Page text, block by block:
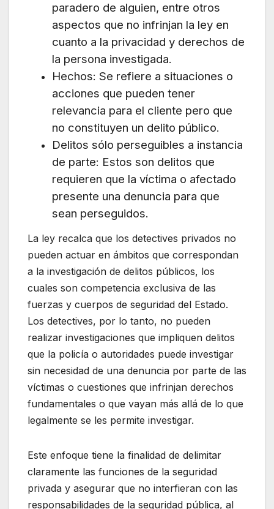
paradero de alguien, entre otros
aspectos que no infrinjan la ley en
cuanto a la privacidad y derechos de
la persona investigada.
Hechos: Se refiere a situaciones o
acciones que pueden tener
relevancia para el cliente pero que
no constituyen un delito público.
Delitos sólo perseguibles a instancia
de parte: Estos son delitos que
requieren que la víctima o afectado
presente una denuncia para que
sean perseguidos.
La ley recalca que los detectives privados no
pueden actuar en ámbitos que correspondan
a la investigación de delitos públicos, los
cuales son competencia exclusiva de las
fuerzas y cuerpos de seguridad del Estado.
Los detectives, por lo tanto, no pueden
realizar investigaciones que impliquen delitos
que la policía o autoridades puede investigar
sin necesidad de una denuncia por parte de las
víctimas o cuestiones que infrinjan derechos
fundamentales o que vayan más allá de lo que
legalmente se les permite investigar.
Este enfoque tiene la finalidad de delimitar
claramente las funciones de la seguridad
privada y asegurar que no interfieran con las
responsabilidades de la seguridad pública, al